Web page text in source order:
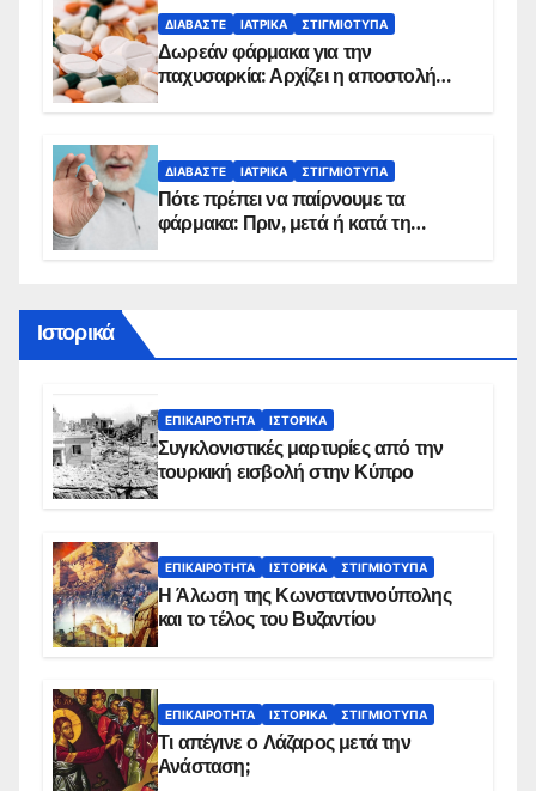
ΔΙΑΒΆΣΤΕ ΙΑΤΡΙΚΆ ΣΤΙΓΜΙΌΤΥΠΑ
Δωρεάν φάρμακα για την
παχυσαρκία: Αρχίζει η αποστολή
ΔΙΑΒΆΣΤΕ ΙΑΤΡΙΚΆ ΣΤΙΓΜΙΌΤΥΠΑ
Πότε πρέπει να παίρνουμε τα
φάρμακα: Πριν, μετά ή κατά τη
Ιστορικά
ΕΠΙΚΑΙΡΌΤΗΤΑ ΙΣΤΟΡΙΚΆ
Συγκλονιστικές μαρτυρίες από την
τουρκική εισβολή στην Κύπρο
ΕΠΙΚΑΙΡΌΤΗΤΑ ΙΣΤΟΡΙΚΆ ΣΤΙΓΜΙΌΤΥΠΑ
Η Άλωση της Κωνσταντινούπολης
και το τέλος του Βυζαντίου
ΕΠΙΚΑΙΡΌΤΗΤΑ ΙΣΤΟΡΙΚΆ ΣΤΙΓΜΙΌΤΥΠΑ
Τι απέγινε ο Λάζαρος μετά την
Ανάσταση;